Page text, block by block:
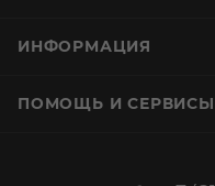
ИНФОРМАЦИЯ
ПОМОЩЬ И СЕРВИСЫ